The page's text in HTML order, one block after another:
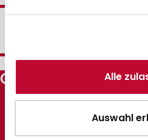
Alle
Auswahl
GEBONGT24
Ihr
so gut wie
Ihr Individuelles Angebot